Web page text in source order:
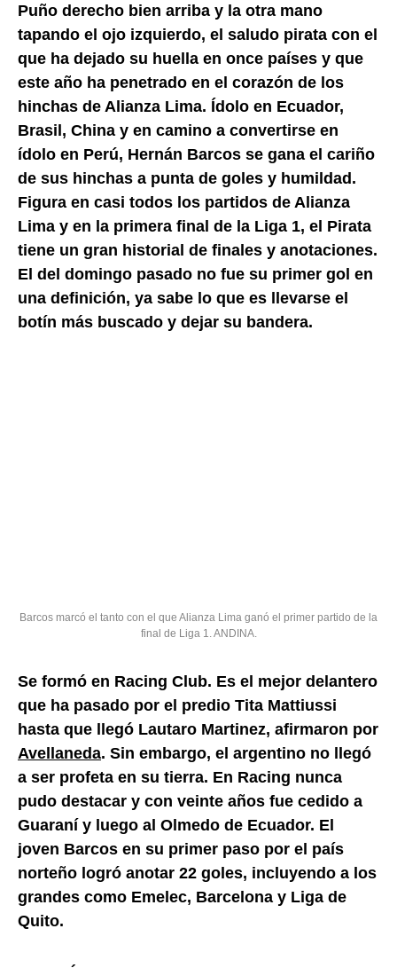
Puño derecho bien arriba y la otra mano
tapando el ojo izquierdo, el saludo pirata con el
que ha dejado su huella en once países y que
este año ha penetrado en el corazón de los
hinchas de Alianza Lima. Ídolo en Ecuador,
Brasil, China y en camino a convertirse en
ídolo en Perú, Hernán Barcos se gana el cariño
de sus hinchas a punta de goles y humildad.
Figura en casi todos los partidos de Alianza
Lima y en la primera final de la Liga 1, el Pirata
tiene un gran historial de finales y anotaciones.
El del domingo pasado no fue su primer gol en
una definición, ya sabe lo que es llevarse el
botín más buscado y dejar su bandera.
Barcos marcó el tanto con el que Alianza Lima ganó el primer partido de la
final de Liga 1. ANDINA.
Se formó en Racing Club. Es el mejor delantero
que ha pasado por el predio Tita Mattiussi
hasta que llegó Lautaro Martinez, afirmaron por
Avellaneda. Sin embargo, el argentino no llegó
a ser profeta en su tierra. En Racing nunca
pudo destacar y con veinte años fue cedido a
Guaraní y luego al Olmedo de Ecuador. El
joven Barcos en su primer paso por el país
norteño logró anotar 22 goles, incluyendo a los
grandes como Emelec, Barcelona y Liga de
Quito.